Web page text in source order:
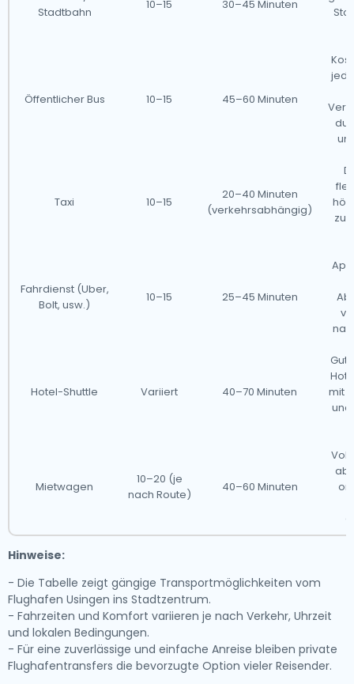
Stadtbahn
10–15 30–45 Minuten
Öffentlicher Bus 10–15 45–60 Minuten
Taxi 10–15
20–40 Minuten
(verkehrsabhängig)
zu
Fahrdienst (Uber,
Bolt, usw.)
10–15 25–45 Minuten
Hotel-Shuttle Variiert 40–70 Minuten
Gut
mit
Mietwagen
10–20 (je
nach Route)
40–60 Minuten
Hinweise:
- Die Tabelle zeigt gängige Transportmöglichkeiten vom
Flughafen Usingen ins Stadtzentrum.
- Fahrzeiten und Komfort variieren je nach Verkehr, Uhrzeit
und lokalen Bedingungen.
- Für eine zuverlässige und einfache Anreise bleiben private
Flughafentransfers die bevorzugte Option vieler Reisender.